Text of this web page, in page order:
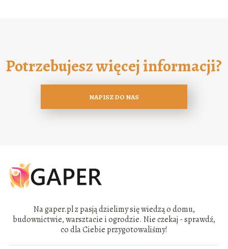
Potrzebujesz więcej informacji?
NAPISZ DO NAS
Na gaper.pl z pasją dzielimy się wiedzą o domu,
budownictwie, warsztacie i ogrodzie. Nie czekaj - sprawdź,
co dla Ciebie przygotowaliśmy!